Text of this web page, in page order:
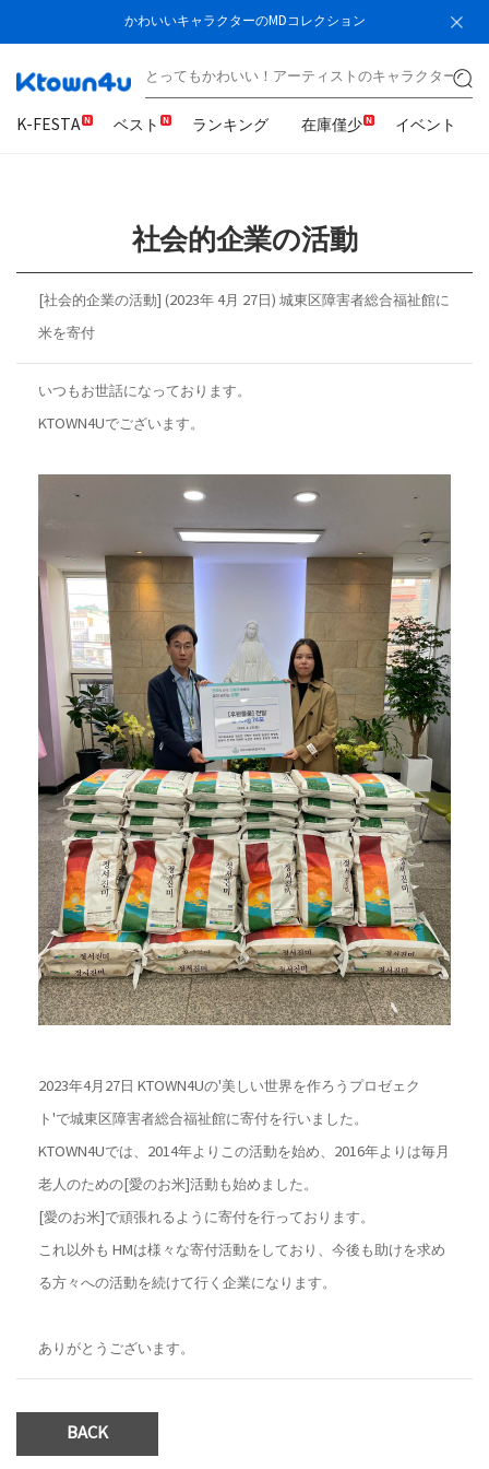
かわいいキャラクターのMDコレクション
K-FESTA ベスト ランキング 在庫僅少 イベント
社会的企業の活動
[社会的企業の活動] (2023年 4月 27日) 城東区障害者総合福祉館に
米を寄付
いつもお世話になっております。
KTOWN4Uでございます。
2023年4月27日 KTOWN4Uの'美しい世界を作ろうプロゼェク
ト'で城東区障害者総合福祉館に寄付を行いました。
KTOWN4Uでは、2014年よりこの活動を始め、2016年よりは毎月
老人のための[愛のお米]活動も始めました。
[愛のお米]で頑張れるように寄付を行っております。
これ以外も HMは様々な寄付活動をしており、今後も助けを求め
る方々への活動を続けて行く企業になります。
ありがとうございます。
BACK